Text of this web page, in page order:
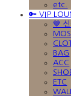
etc.
🔑 VIP
🤎
BAG
ACC
ETC